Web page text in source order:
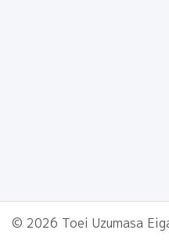
© 2026 Toei Uzumasa